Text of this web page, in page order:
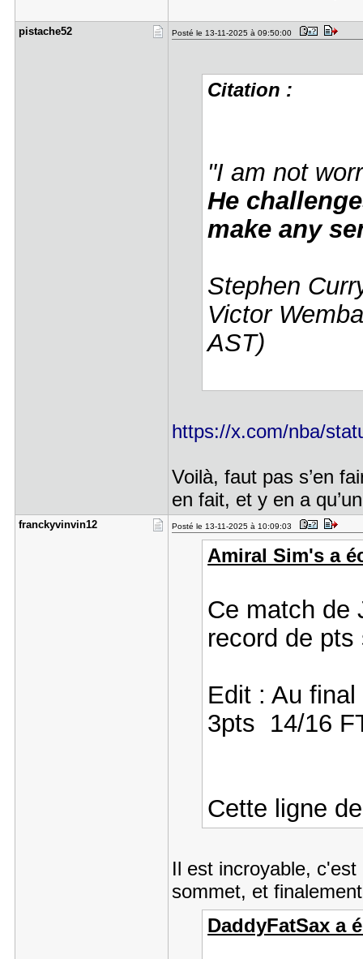
pistache52 Posté le 13-11-2025 à 09:50:00
Citation :
"I am not
He
make any
Stephen
Victor
AST)
https://x.com/nba/
Voilà, faut pas s’en
en fait, et y en a
franckyvin​vin12 Posté le 13-11-2025 à 10:09:03
Amiral Sim's a
Ce match de
record de
Edit : Au
3pts 14/16
Cette ligne
Il est incroyable,
sommet, et
DaddyFatSax a